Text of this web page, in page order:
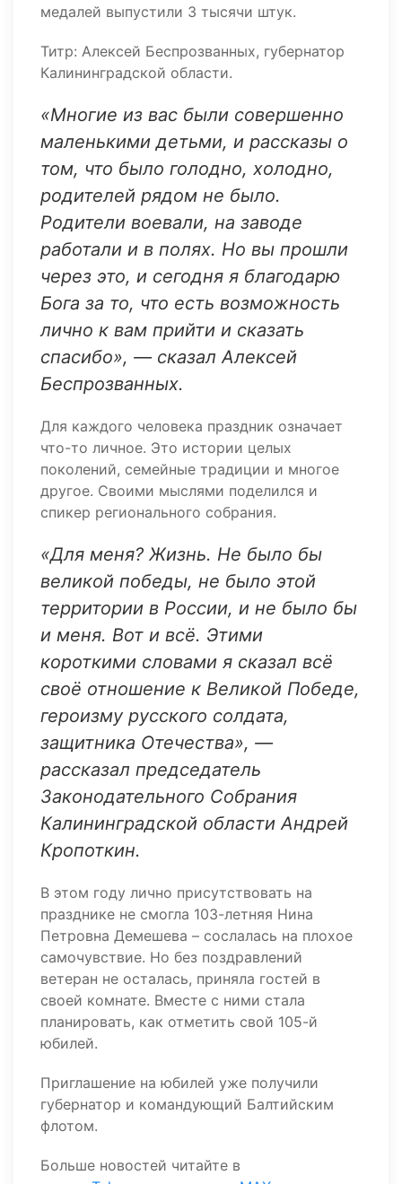
медалей выпустили 3 тысячи штук.
Титр: Алексей Беспрозванных, губернатор
Калининградской области.
«Многие из вас были совершенно
маленькими детьми, и рассказы о
том, что было голодно, холодно,
родителей рядом не было.
Родители воевали, на заводе
работали и в полях. Но вы прошли
через это, и сегодня я благодарю
Бога за то, что есть возможность
лично к вам прийти и сказать
спасибо», — сказал Алексей
Беспрозванных.
Для каждого человека праздник означает
что-то личное. Это истории целых
поколений, семейные традиции и многое
другое. Своими мыслями поделился и
спикер регионального собрания.
«Для меня? Жизнь. Не было бы
великой победы, не было этой
территории в России, и не было бы
и меня. Вот и всё. Этими
короткими словами я сказал всё
своё отношение к Великой Победе,
героизму русского солдата,
защитника Отечества», —
рассказал председатель
Законодательного Собрания
Калининградской области Андрей
Кропоткин.
В этом году лично присутствовать на
празднике не смогла 103-летняя Нина
Петровна Демешева – сослалась на плохое
самочувствие. Но без поздравлений
ветеран не осталась, приняла гостей в
своей комнате. Вместе с ними стала
планировать, как отметить свой 105-й
юбилей.
Приглашение на юбилей уже получили
губернатор и командующий Балтийским
флотом.
Больше новостей читайте в